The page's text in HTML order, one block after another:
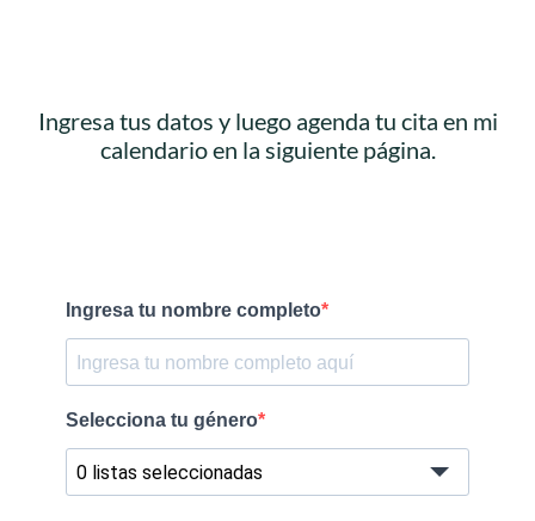
Ingresa tus datos y luego agenda tu cita en mi
calendario en la siguiente página.